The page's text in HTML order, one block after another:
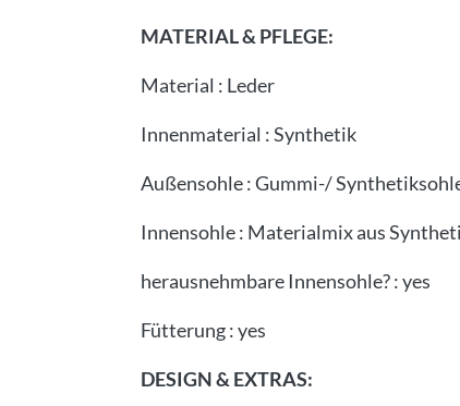
MATERIAL & PFLEGE:
Material : Leder
Innenmaterial :Synthetik
Außensohle:Gummi-/
Innensohle: Materialmix aus
herausnehmbare Innensohle?:yes
Fütterung:yes
DESIGN & EXTRAS: